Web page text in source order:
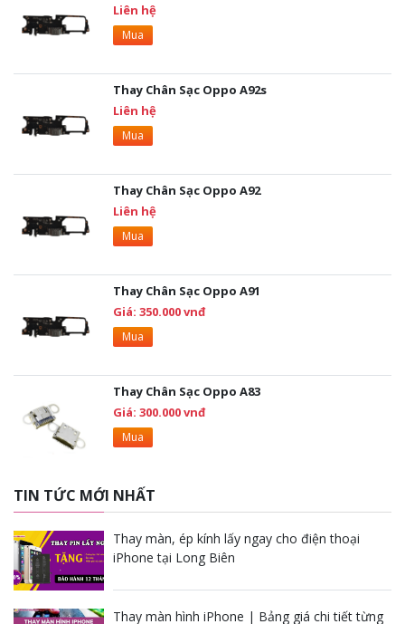
Liên hệ
Mua
Thay Chân Sạc Oppo A92s
Liên hệ
Mua
Thay Chân Sạc Oppo A92
Liên hệ
Mua
Thay Chân Sạc Oppo A91
Giá: 350.000 vnđ
Mua
Thay Chân Sạc Oppo A83
Giá: 300.000 vnđ
Mua
TIN TỨC MỚI NHẤT
Thay màn, ép kính lấy ngay cho điện thoại
iPhone tại Long Biên
Thay màn hình iPhone | Bảng giá chi tiết từng